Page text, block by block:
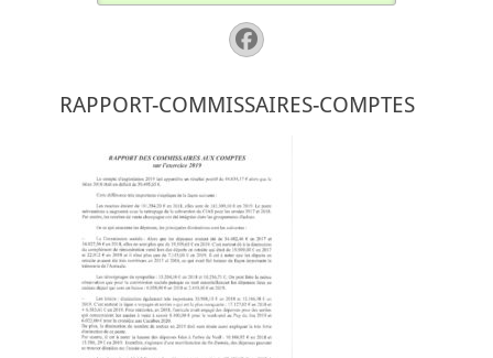
Facebook
RAPPORT-COMMISSAIRES-COMPTES